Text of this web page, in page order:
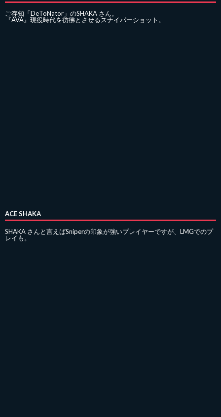
ご存知「DeToNator」のSHAKA さん。
『AVA』現役時代を彷彿とさせるスナイパーショット。
ACE SHAKA
SHAKA さんと言えばSniperの印象が強いプレイヤーですが、LMGでのプ
レイも。